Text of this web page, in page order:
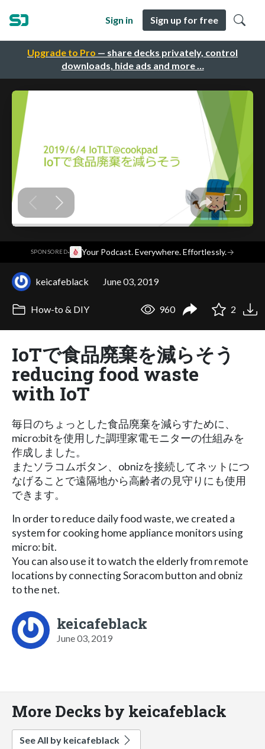
Upgrade to Pro — share decks privately, control
downloads, hide ads and more …
Sign in Sign up for free
SPONSORED· Your Podcast. Everywhere. Effortlessly.→
keicafeblack June 03, 2019
How-to & DIY 960 2
IoTで食品廃棄を減らそう
reducing food waste
with IoT
毎日のちょっとした食品廃棄を減らすために、
micro:bitを使用した調理家電モニターの仕組みを
作成しました。
またソラコムボタン、obnizを接続してネットにつ
なげることで遠隔地から高齢者の見守りにも使用
できます。
In order to reduce daily food waste, we created a
system for cooking home appliance monitors using
micro: bit.
You can also use it to watch the elderly from remote
locations by connecting Soracom button and obniz
to the net.
keicafeblack
June 03, 2019
More Decks by keicafeblack
See All by keicafeblack